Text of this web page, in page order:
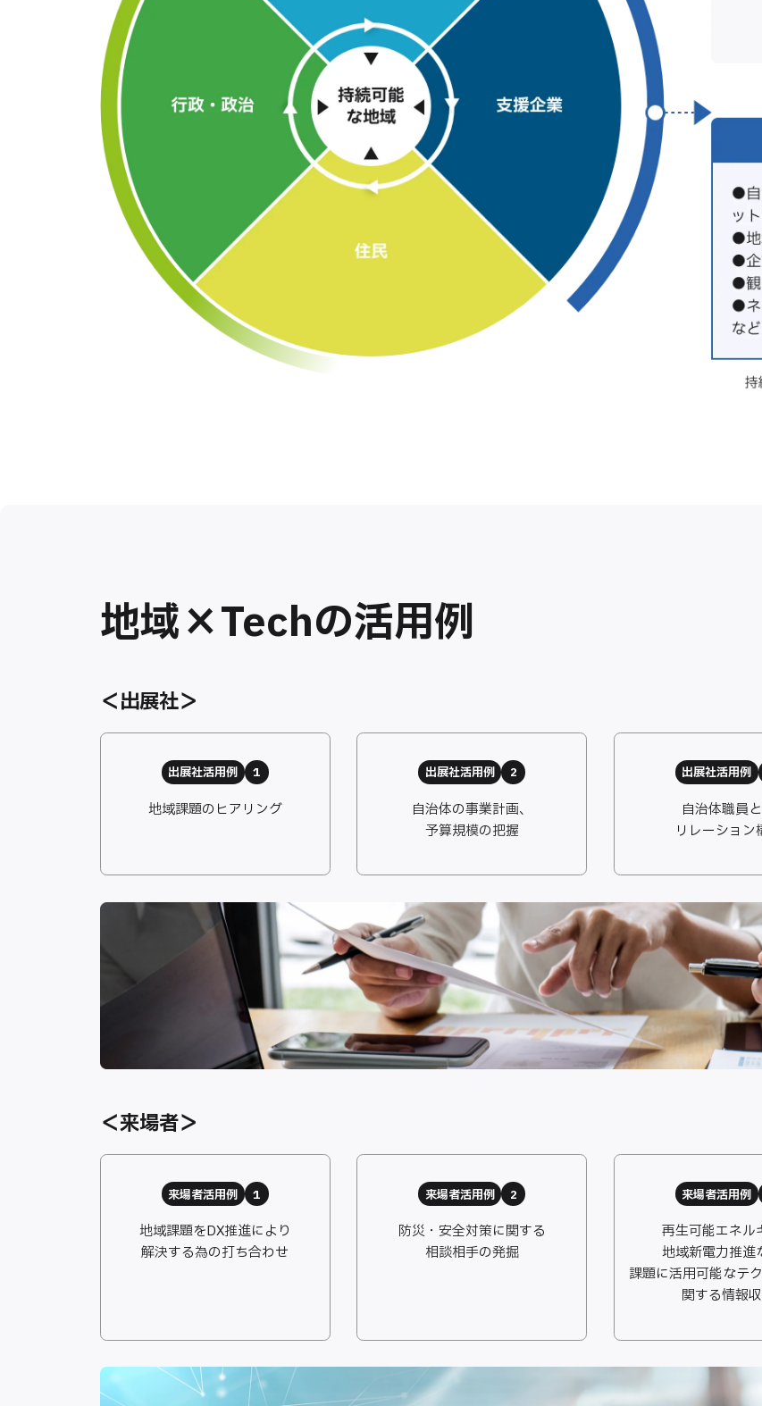
地域×Techの活用例
＜出展社＞
出展社活用例 1
地域課題のヒアリング
出展社活用例 2
自治体の事業計画、
予算規模の把握
出展社活用例
自治体職員
リレーション
＜来場者＞
来場者活用例 1
地域課題をDX推進により
解決する為の打ち合わせ
来場者活用例 2
防災・安全対策に関する
相談相手の発掘
来場者活用例
再生可能エネル
地域新電力推進
課題に活用可能なテ
関する情報